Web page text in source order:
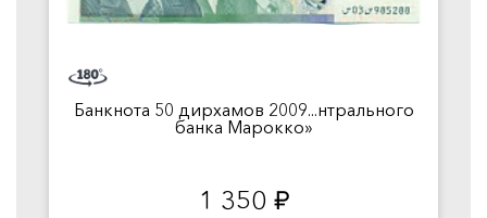
Банкнота 50 дирхамов 2009...нтрального
банка Марокко»
1 350 руб.